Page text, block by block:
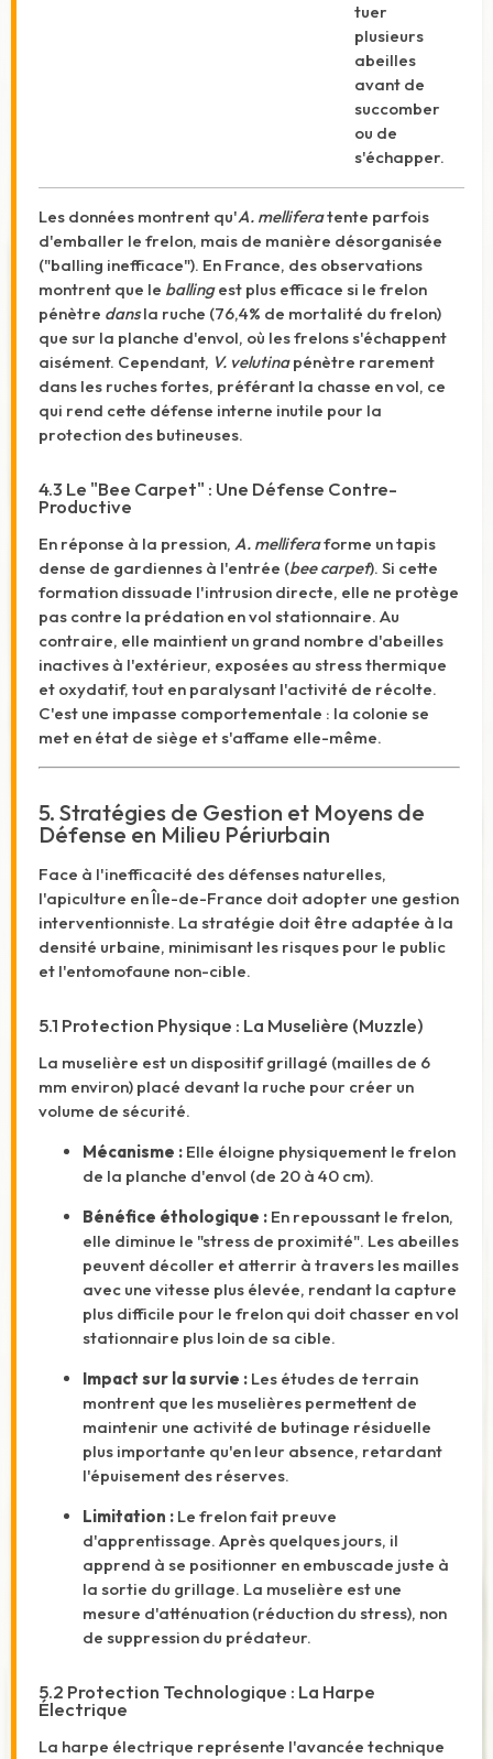
tuer
plusieurs
abeilles
avant de
succomber
ou de
s'échapper.
Les données montrent qu'A. melliferatente parfois
d'emballer le frelon, mais de manière désorganisée
("balling inefficace"). En France, des observations
montrent que le ballingest plus efficace si le frelon
pénètre dansla ruche (76,4% de mortalité du frelon)
que sur la planche d'envol, où les frelons s'échappent
aisément. Cependant, V. velutinapénètre rarement
dans les ruches fortes, préférant la chasse en vol, ce
qui rend cette défense interne inutile pour la
protection des butineuses.
4.3 Le "Bee Carpet" : Une Défense Contre-
Productive
En réponse à la pression, A. melliferaforme un tapis
dense de gardiennes à l'entrée (bee carpet). Si cette
formation dissuade l'intrusion directe, elle ne protège
pas contre la prédation en vol stationnaire. Au
contraire, elle maintient un grand nombre d'abeilles
inactives à l'extérieur, exposées au stress thermique
et oxydatif, tout en paralysant l'activité de récolte.
C'est une impasse comportementale : la colonie se
met en état de siège et s'affame elle-même.
5. Stratégies de Gestion et Moyens de
Défense en Milieu Périurbain
Face à l'inefficacité des défenses naturelles,
l'apiculture en Île-de-France doit adopter une gestion
interventionniste. La stratégie doit être adaptée à la
densité urbaine, minimisant les risques pour le public
et l'entomofaune non-cible.
5.1 Protection Physique : La Muselière (Muzzle)
La muselière est un dispositif grillagé (mailles de 6
mm environ) placé devant la ruche pour créer un
volume de sécurité.
Mécanisme : Elle éloigne physiquement le frelon
de la planche d'envol (de 20 à 40 cm).
Bénéfice éthologique : En repoussant le frelon,
elle diminue le "stress de proximité". Les abeilles
peuvent décoller et atterrir à travers les mailles
avec une vitesse plus élevée, rendant la capture
plus difficile pour le frelon qui doit chasser en vol
stationnaire plus loin de sa cible.
Impact sur la survie : Les études de terrain
montrent que les muselières permettent de
maintenir une activité de butinage résiduelle
plus importante qu'en leur absence, retardant
l'épuisement des réserves.
Limitation : Le frelon fait preuve
d'apprentissage. Après quelques jours, il
apprend à se positionner en embuscade juste à
la sortie du grillage. La muselière est une
mesure d'atténuation (réduction du stress), non
de suppression du prédateur.
5.2 Protection Technologique : La Harpe
Électrique
La harpe électrique représente l'avancée technique